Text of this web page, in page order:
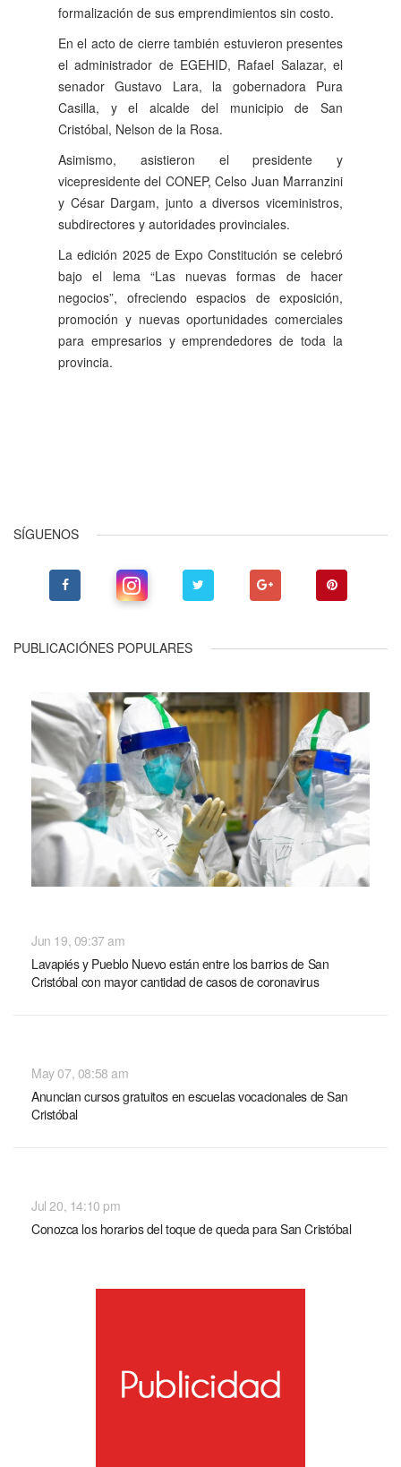
formalización de sus emprendimientos sin costo.
En el acto de cierre también estuvieron presentes
el administrador de EGEHID, Rafael Salazar, el
senador Gustavo Lara, la gobernadora Pura
Casilla, y el alcalde del municipio de San
Cristóbal, Nelson de la Rosa.
Asimismo, asistieron el presidente y
vicepresidente del CONEP, Celso Juan Marranzini
y César Dargam, junto a diversos viceministros,
subdirectores y autoridades provinciales.
La edición 2025 de Expo Constitución se celebró
bajo el lema “Las nuevas formas de hacer
negocios”, ofreciendo espacios de exposición,
promoción y nuevas oportunidades comerciales
para empresarios y emprendedores de toda la
provincia.
SÍGUENOS
PUBLICACIÓNES POPULARES
Jun 19, 09:37 am
Lavapiés y Pueblo Nuevo están entre los barrios de San
Cristóbal con mayor cantidad de casos de coronavirus
May 07, 08:58 am
Anuncian cursos gratuitos en escuelas vocacionales de San
Cristóbal
Jul 20, 14:10 pm
Conozca los horarios del toque de queda para San Cristóbal